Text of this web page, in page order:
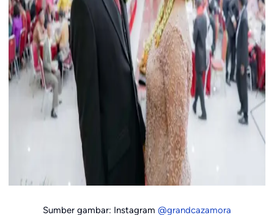
Sumber gambar: Instagram @grandcazamora